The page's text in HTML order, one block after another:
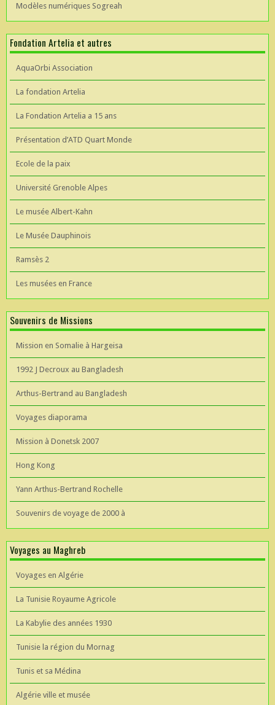
Modèles numériques Sogreah
Fondation Artelia et autres
AquaOrbi Association
La fondation Artelia
La Fondation Artelia a 15 ans
Présentation d’ATD Quart Monde
Ecole de la paix
Université Grenoble Alpes
Le musée Albert-Kahn
Le Musée Dauphinois
Ramsès 2
Les musées en France
Souvenirs de Missions
Mission en Somalie à Hargeisa
1992 J Decroux au Bangladesh
Arthus-Bertrand au Bangladesh
Voyages diaporama
Mission à Donetsk 2007
Hong Kong
Yann Arthus-Bertrand Rochelle
Souvenirs de voyage de 2000 à
Voyages au Maghreb
Voyages en Algérie
La Tunisie Royaume Agricole
La Kabylie des années 1930
Tunisie la région du Mornag
Tunis et sa Médina
Algérie ville et musée